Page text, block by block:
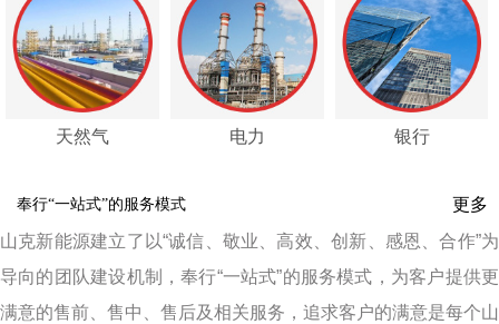
天然气 电力 银行
奉行“一站式”的服务模式
更多
山克新能源建立了以“诚信、敬业、高效、创新、感恩、合作”为
导向的团队建设机制，奉行“一站式”的服务模式，为客户提供更
满意的售前、售中、售后及相关服务，追求客户的满意是每个山